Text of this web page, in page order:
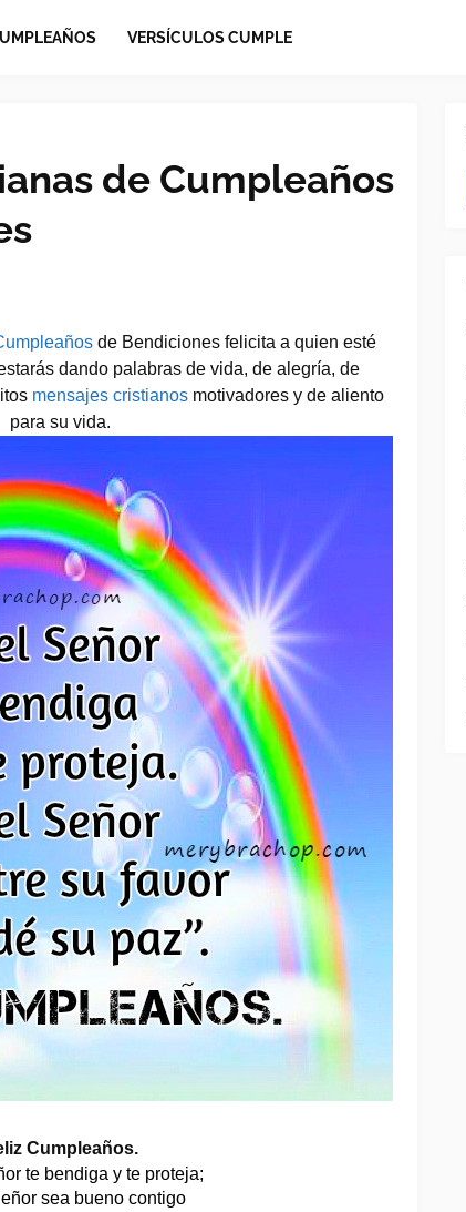
VERSÍCULOS CUMPLE
de Cumpleaños
de Bendiciones felicita a quien esté
dando palabras de vida, de alegría, de
mensajes cristianos motivadores y de aliento
para su vida.
Cumpleaños.
te bendiga y te proteja;
sea bueno contigo